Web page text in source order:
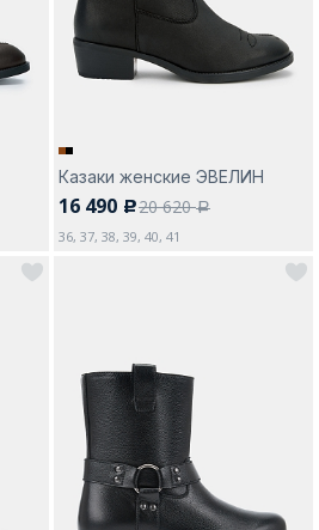
Изменить город
Казаки женские ЭВЕЛИН
16 490 c20 620a
36, 37, 38, 39, 40, 41